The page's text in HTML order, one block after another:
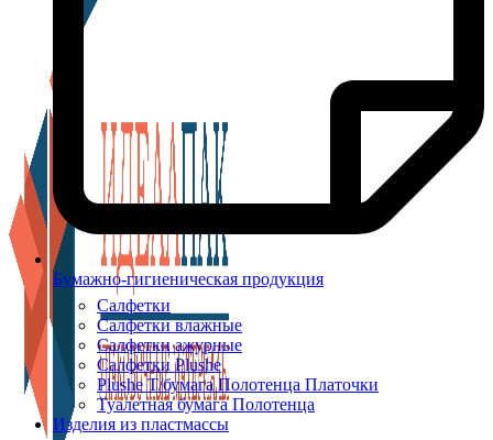
Бумажно-гигиеническая продукция
Салфетки
Салфетки влажные
Салфетки ажурные
Салфетки Plushe
Plushe Т/бумага Полотенца Платочки
Туалетная бумага Полотенца
Изделия из пластмассы